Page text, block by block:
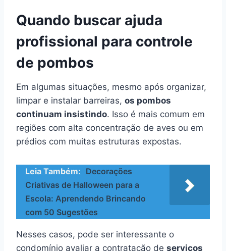
Quando buscar ajuda
profissional para controle
de pombos
Em algumas situações, mesmo após organizar,
limpar e instalar barreiras, os pombos
continuam insistindo. Isso é mais comum em
regiões com alta concentração de aves ou em
prédios com muitas estruturas expostas.
Leia Também: Decorações
Criativas de Halloween para a
Escola: Aprendendo Brincando
com 50 Sugestões
Nesses casos, pode ser interessante o
condomínio avaliar a contratação de serviços